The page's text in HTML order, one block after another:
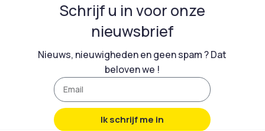
Schrijf u in voor onze
nieuwsbrief
Nieuws, nieuwigheden en geen spam ? Dat
beloven we !
Ik schrijf me in